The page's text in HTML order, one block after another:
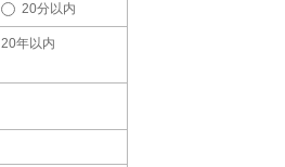
20分以内
20年以内